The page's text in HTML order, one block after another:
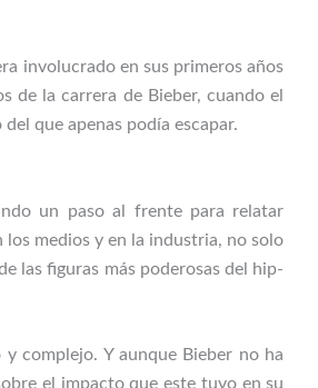
involucrado en sus primeros años
de la carrera de Bieber, cuando el
que apenas podía escapar.
un paso al frente para relatar
medios y en la industria, no solo
las figuras más poderosas del hip-
complejo. Y aunque Bieber no ha
el impacto que este tuvo en su